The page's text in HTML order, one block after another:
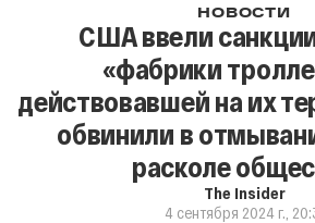
НОВОСТИ
США ввели
«фабрики
действовавшей на их
обвинили в
расколе
The Insider
4 сентября 2024 г.,